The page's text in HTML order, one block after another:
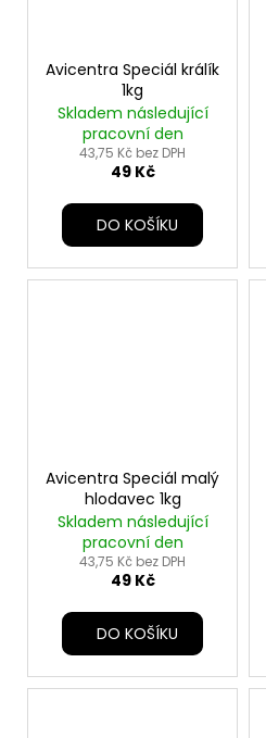
Avicentra Speciál králík
1kg
Skladem následující
pracovní den
43,75 Kč bez DPH
49 Kč
DO KOŠÍKU
Avicentra Speciál malý
hlodavec 1kg
Skladem následující
pracovní den
43,75 Kč bez DPH
49 Kč
DO KOŠÍKU